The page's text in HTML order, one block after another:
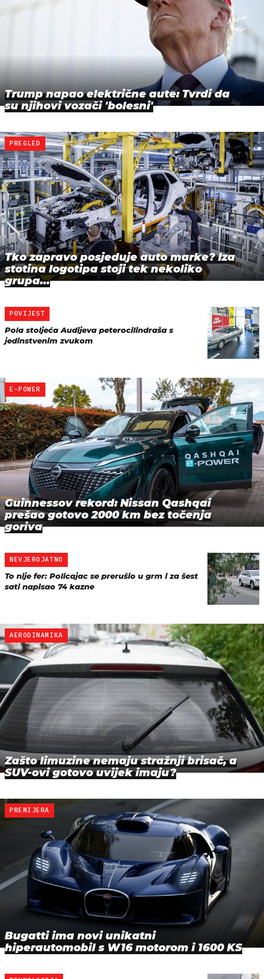
Trump napao električne aute: Tvrdi da
su njihovi vozači 'bolesni'
PREGLED
Tko zapravo posjeduje auto marke? Iza
stotina logotipa stoji tek nekoliko
grupa…
POVIJEST
Pola stoljeća Audijeva peterocilindraša s
jedinstvenim zvukom
E-POWER
Guinnessov rekord: Nissan Qashqai
prešao gotovo 2000 km bez točenja
goriva
NEVJEROJATNO
To nije fer: Policajac se prerušio u grm i za šest
sati napisao 74 kazne
AERODINAMIKA
Zašto limuzine nemaju stražnji brisač, a
SUV-ovi gotovo uvijek imaju?
PREMIJERA
Bugatti ima novi unikatni
hiperautomobil s W16 motorom i 1600 KS